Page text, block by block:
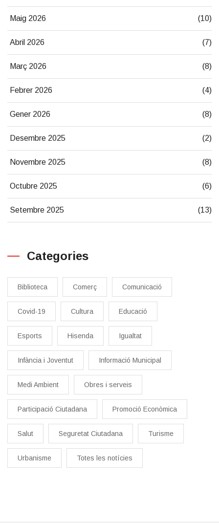
Maig 2026 (10)
Abril 2026 (7)
Març 2026 (8)
Febrer 2026 (4)
Gener 2026 (8)
Desembre 2025 (2)
Novembre 2025 (8)
Octubre 2025 (6)
Setembre 2025 (13)
Categories
Biblioteca Comerç Comunicació
Covid-19 Cultura Educació
Esports Hisenda Igualtat
Infància i Joventut Informació Municipal
Medi Ambient Obres i serveis
Participació Ciutadana Promoció Econòmica
Salut Seguretat Ciutadana Turisme
Urbanisme Totes les notícies